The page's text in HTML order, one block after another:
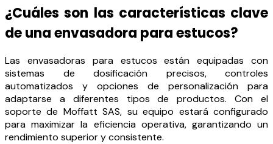
¿Cuáles son las características clave
de una envasadora para estucos?
Las envasadoras para estucos están equipadas con
sistemas de dosificación precisos, controles
automatizados y opciones de personalización para
adaptarse a diferentes tipos de productos. Con el
soporte de Moffatt SAS, su equipo estará configurado
para maximizar la eficiencia operativa, garantizando un
rendimiento superior y consistente.